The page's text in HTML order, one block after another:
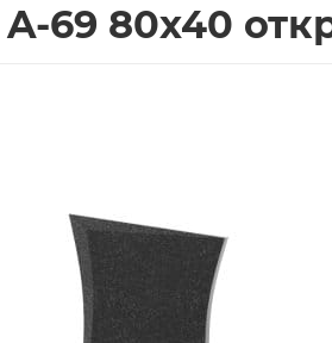
69 80х40